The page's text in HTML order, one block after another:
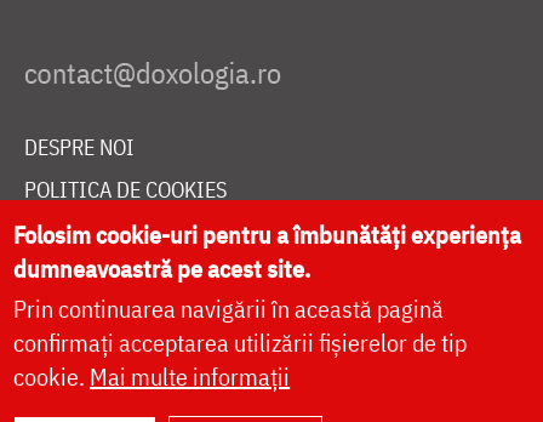
DESPRE NOI
POLITICA DE COOKIES
DONEAZĂ ONLINE PENTRU CATEDRALA NAȚIONALĂ
LIVE
Folosim cookie-uri pentru a îmbunătăți experiența
dumneavoastră pe acest site.
Prin continuarea navigării în această pagină
confirmați acceptarea utilizării fișierelor de tip
cookie. Mai multe informații